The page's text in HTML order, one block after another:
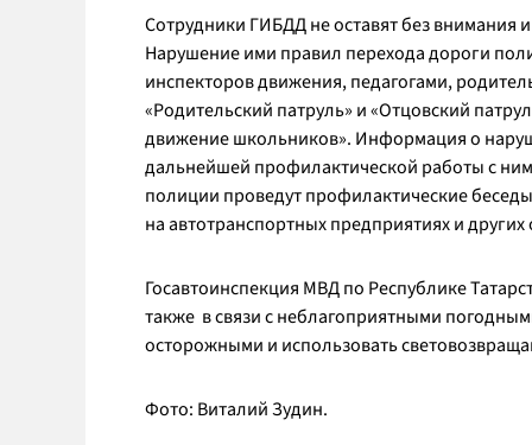
Сотрудники ГИБДД не оставят без
Нарушение ими правил перехода дороги
инспекторов движения, педагогами,
«Родительский патруль» и «Отцовский
движение школьников». Информация о
дальнейшей профилактической работы с
полиции проведут профилактические
на автотранспортных предприятиях и других
Госавтоинспекция МВД по Республике
также в связи с неблагоприятными
осторожными и использовать
Фото: Виталий Зудин.